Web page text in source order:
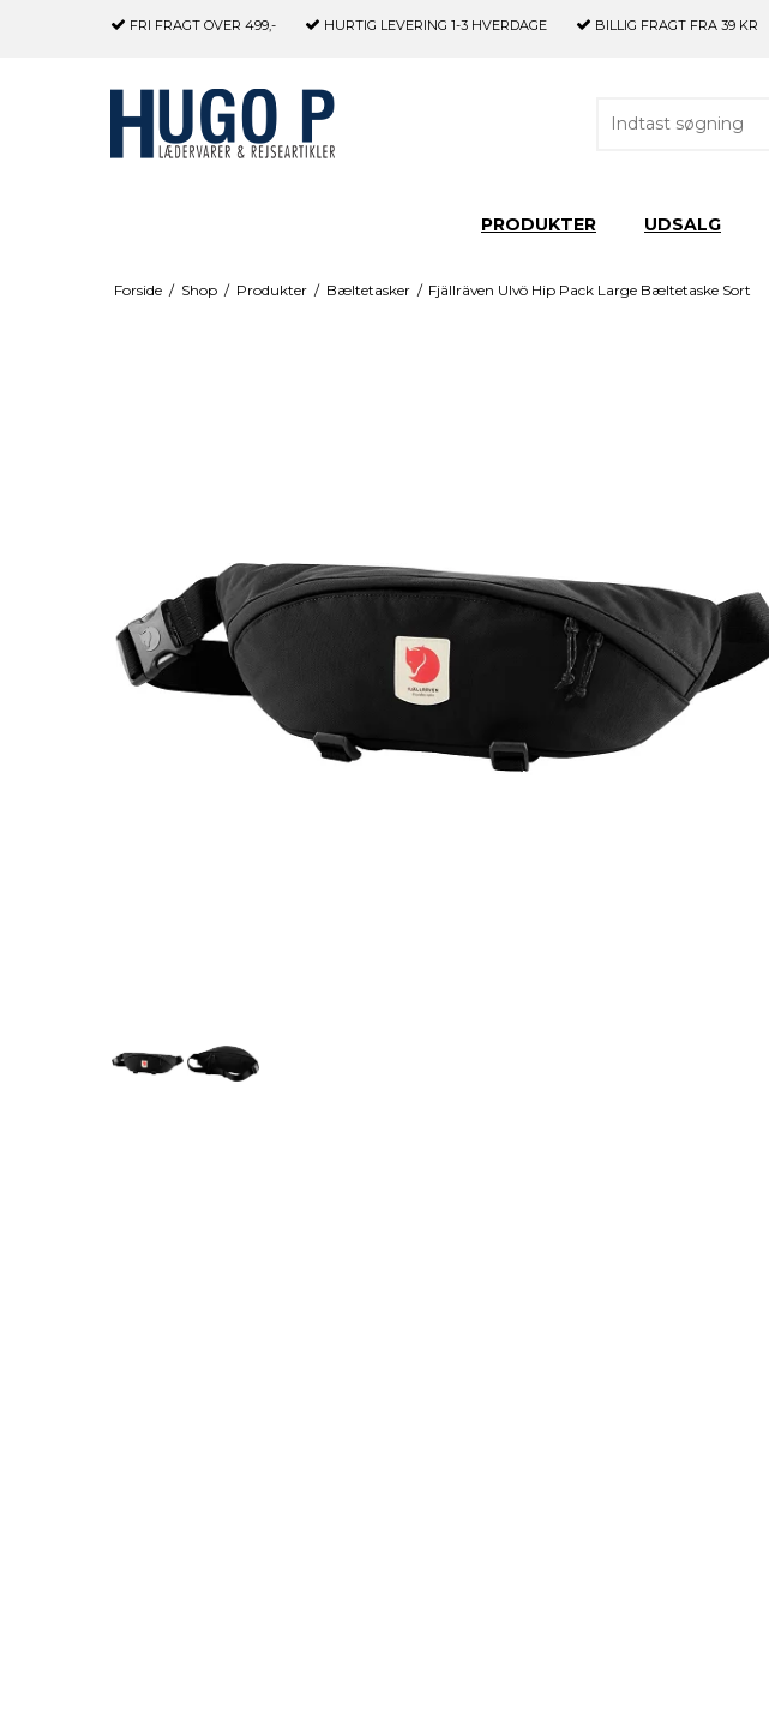
FRI FRAGT OVER 499,- HURTIG LEVERING 1-3 HVERDAGE BILLIG FRAGT FRA 39 KR
PRODUKTER UDSALG
Forside / Shop / Produkter / Bæltetasker / Fjällräven Ulvö Hip Pack Large Bæltetaske Sort